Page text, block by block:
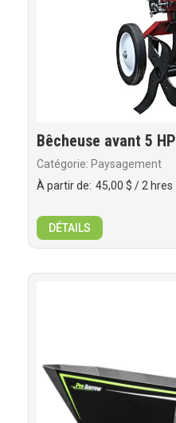
Bêcheuse avant 5 HP
Catégorie: Paysagement
À partir de: 45,00 $ / 2 hres
DÉTAILS